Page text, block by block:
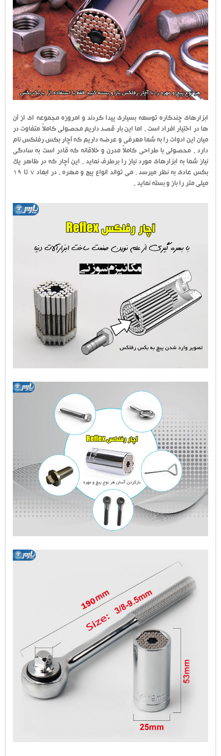
ابزارهای چندکاره توسعه بسیاری پیدا کردند و امروزه مجموعه ای از آن
ها در اختیار افراد است . اما این بار قصد داریم محصولی کاملاً متفاوت در
میان این ادوات را به شما معرفی و عرضه داریم که آچار بکس رفلکس نام
دارد . محصولی با طراحی کاملاً مدرن و خلاقانه که قادر است به سادگی
نیاز شما به ابزارهای مورد نیاز را برطرف نماید . این آچار که در ظاهر یک
بکس عادی به نظر میرسد ، می تواند انواع پیچ و مهره ، در ابعاد 7 تا 19
میلی متر را باز و بسته نماید .